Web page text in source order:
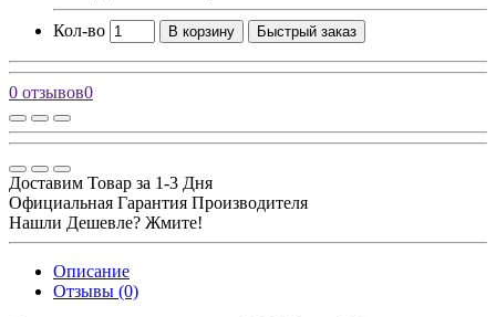
Кол-во В корзину Быстрый заказ
0 отзывов0
Доставим Товар за 1-3 Дня
Официальная Гарантия Производителя
Нашли Дешевле? Жмите!
Описание
Отзывы (0)